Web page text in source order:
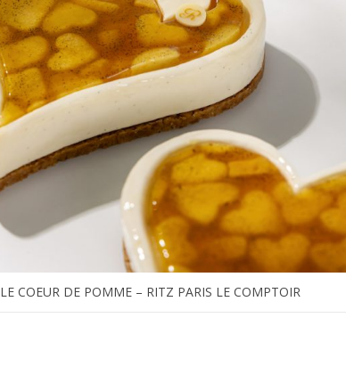
LE COEUR DE POMME – RITZ PARIS LE COMPTOIR